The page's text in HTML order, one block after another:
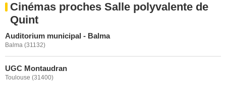
Cinémas proches Salle polyvalente de
Quint
Auditorium municipal - Balma
Balma (31132)
UGC Montaudran
Toulouse (31400)